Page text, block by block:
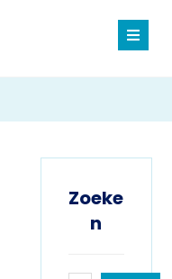
Zoeke
n